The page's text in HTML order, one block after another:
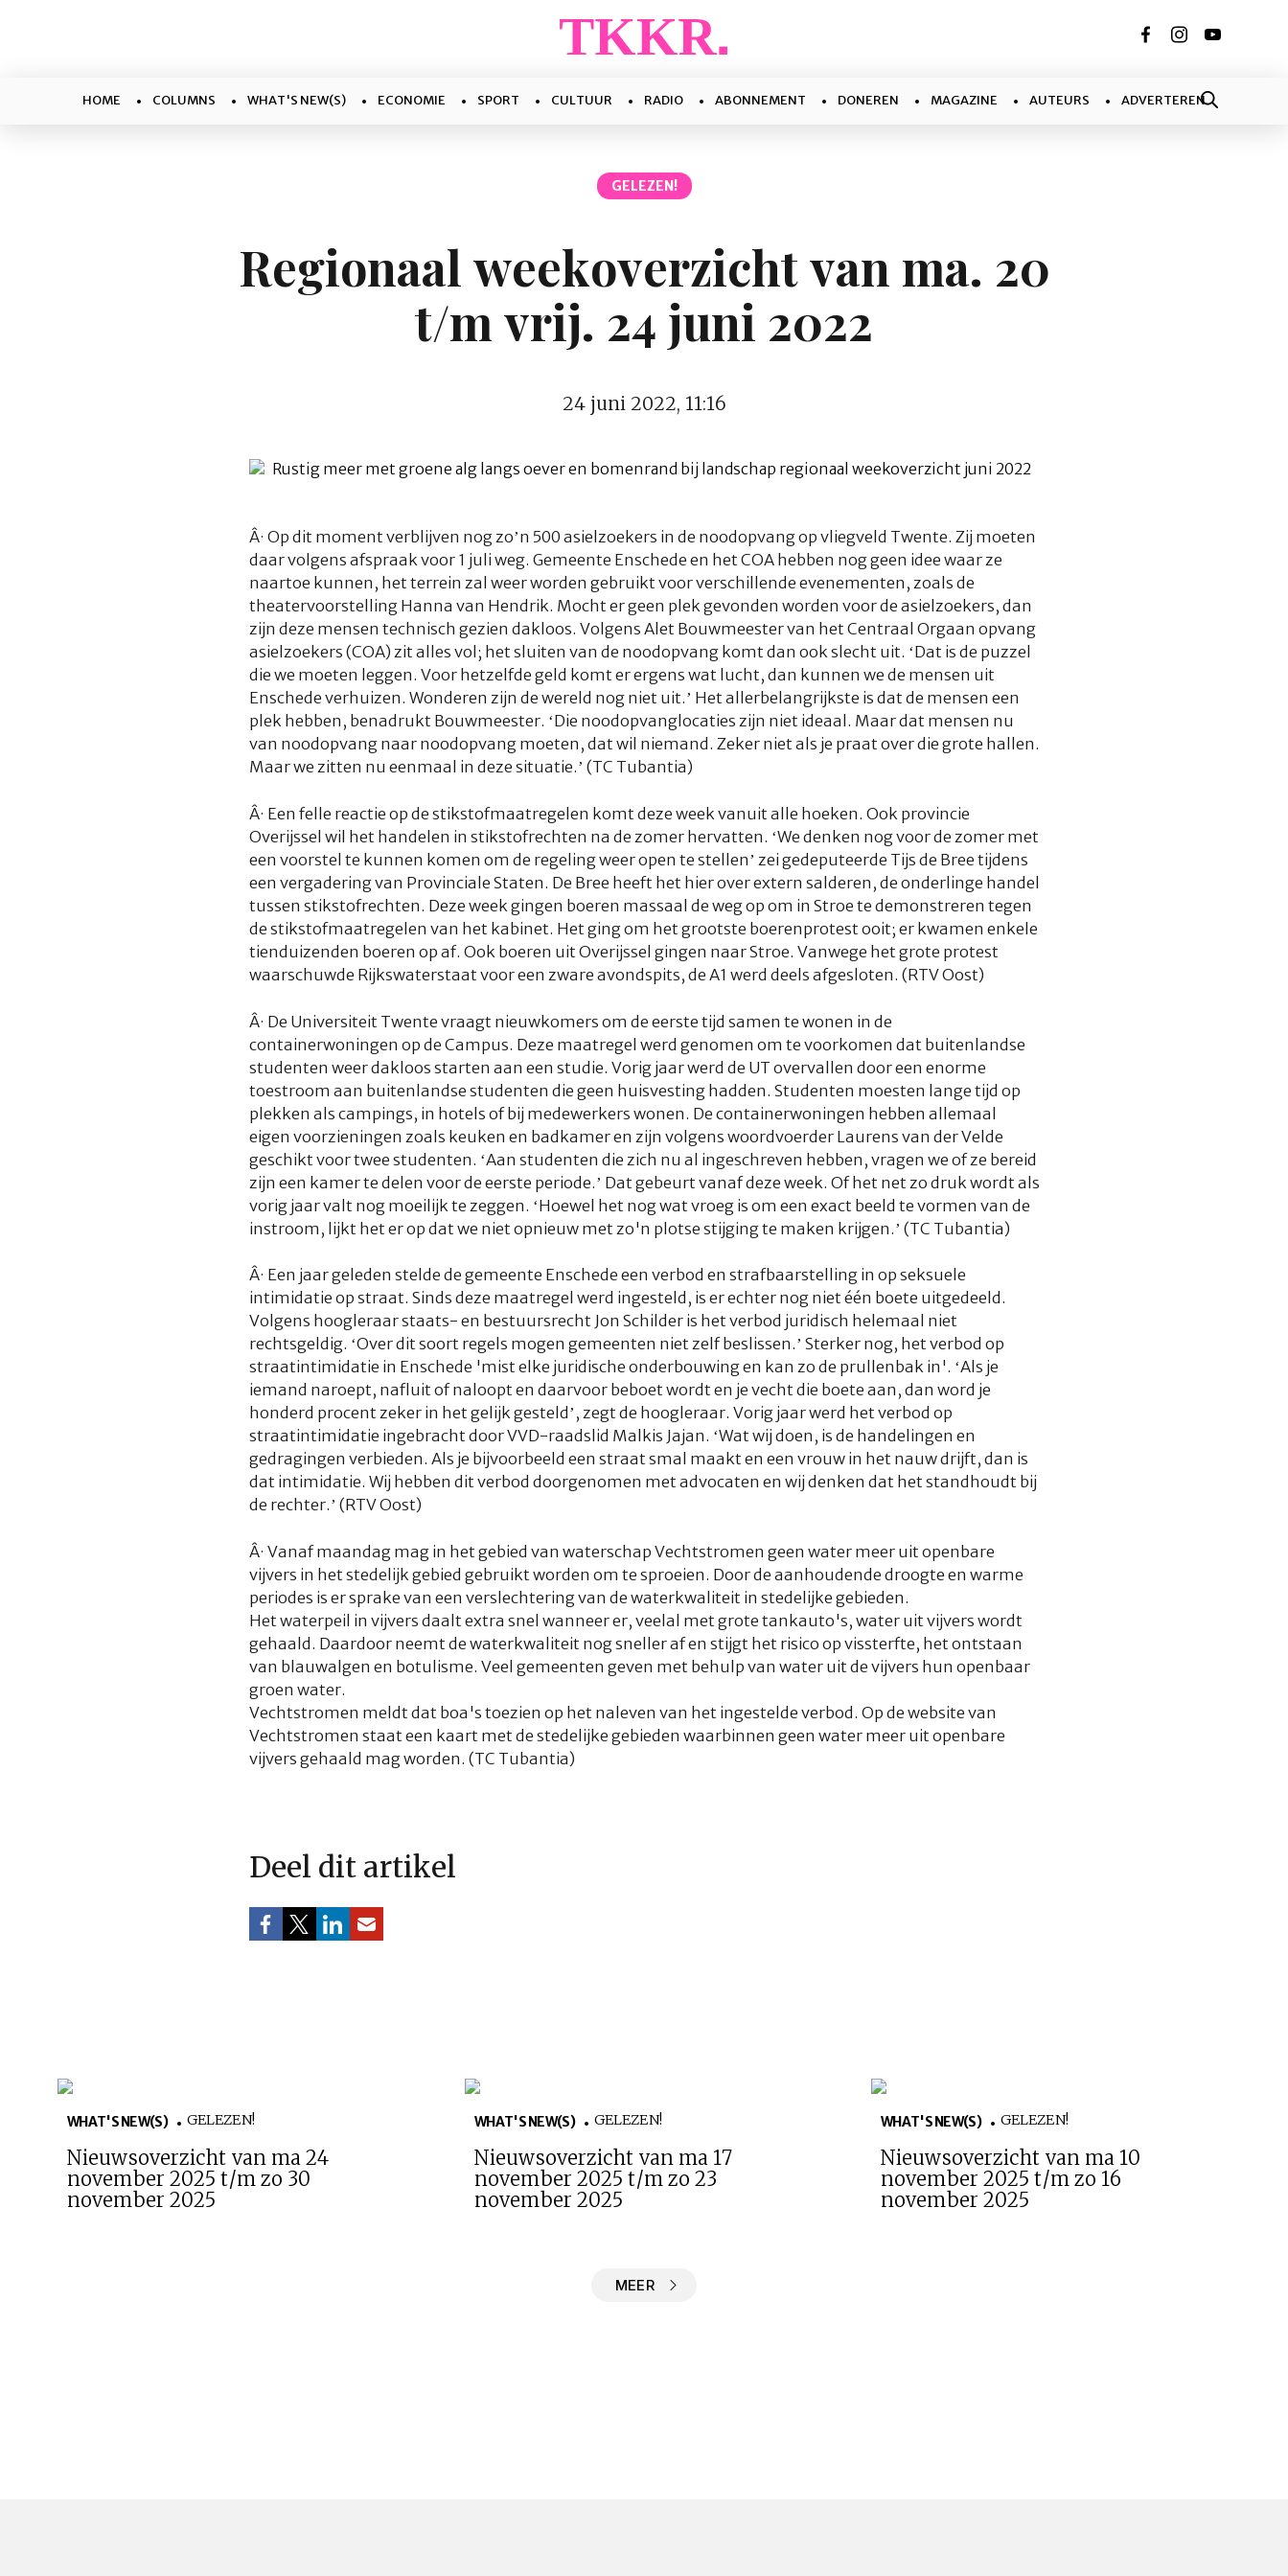
HOME COLUMNS WHAT'S NEW(S) ECONOMIE SPORT CULTUUR RADIO ABONNEMENT DONEREN MAGAZINE AUTEURS ADVERTEREN
GELEZEN!
Regionaal weekoverzicht van ma. 20
t/m vrij. 24 juni 2022
24 juni 2022, 11:16
Â· Op dit moment verblijven nog zo’n 500 asielzoekers in de noodopvang op vliegveld Twente. Zij moeten
daar volgens afspraak voor 1 juli weg. Gemeente Enschede en het COA hebben nog geen idee waar ze
naartoe kunnen, het terrein zal weer worden gebruikt voor verschillende evenementen, zoals de
theatervoorstelling Hanna van Hendrik. Mocht er geen plek gevonden worden voor de asielzoekers, dan
zijn deze mensen technisch gezien dakloos. Volgens Alet Bouwmeester van het Centraal Orgaan opvang
asielzoekers (COA) zit alles vol; het sluiten van de noodopvang komt dan ook slecht uit. ‘Dat is de puzzel
die we moeten leggen. Voor hetzelfde geld komt er ergens wat lucht, dan kunnen we de mensen uit
Enschede verhuizen. Wonderen zijn de wereld nog niet uit.’ Het allerbelangrijkste is dat de mensen een
plek hebben, benadrukt Bouwmeester. ‘Die noodopvanglocaties zijn niet ideaal. Maar dat mensen nu
van noodopvang naar noodopvang moeten, dat wil niemand. Zeker niet als je praat over die grote hallen.
Maar we zitten nu eenmaal in deze situatie.’ (TC Tubantia)
Â· Een felle reactie op de stikstofmaatregelen komt deze week vanuit alle hoeken. Ook provincie
Overijssel wil het handelen in stikstofrechten na de zomer hervatten. ‘We denken nog voor de zomer met
een voorstel te kunnen komen om de regeling weer open te stellen’ zei gedeputeerde Tijs de Bree tijdens
een vergadering van Provinciale Staten. De Bree heeft het hier over extern salderen, de onderlinge handel
tussen stikstofrechten. Deze week gingen boeren massaal de weg op om in Stroe te demonstreren tegen
de stikstofmaatregelen van het kabinet. Het ging om het grootste boerenprotest ooit; er kwamen enkele
tienduizenden boeren op af. Ook boeren uit Overijssel gingen naar Stroe. Vanwege het grote protest
waarschuwde Rijkswaterstaat voor een zware avondspits, de A1 werd deels afgesloten. (RTV Oost)
Â· De Universiteit Twente vraagt nieuwkomers om de eerste tijd samen te wonen in de
containerwoningen op de Campus. Deze maatregel werd genomen om te voorkomen dat buitenlandse
studenten weer dakloos starten aan een studie. Vorig jaar werd de UT overvallen door een enorme
toestroom aan buitenlandse studenten die geen huisvesting hadden. Studenten moesten lange tijd op
plekken als campings, in hotels of bij medewerkers wonen. De containerwoningen hebben allemaal
eigen voorzieningen zoals keuken en badkamer en zijn volgens woordvoerder Laurens van der Velde
geschikt voor twee studenten. ‘Aan studenten die zich nu al ingeschreven hebben, vragen we of ze bereid
zijn een kamer te delen voor de eerste periode.’ Dat gebeurt vanaf deze week. Of het net zo druk wordt als
vorig jaar valt nog moeilijk te zeggen. ‘Hoewel het nog wat vroeg is om een exact beeld te vormen van de
instroom, lijkt het er op dat we niet opnieuw met zo'n plotse stijging te maken krijgen.’ (TC Tubantia)
Â· Een jaar geleden stelde de gemeente Enschede een verbod en strafbaarstelling in op seksuele
intimidatie op straat. Sinds deze maatregel werd ingesteld, is er echter nog niet één boete uitgedeeld.
Volgens hoogleraar staats- en bestuursrecht Jon Schilder is het verbod juridisch helemaal niet
rechtsgeldig. ‘Over dit soort regels mogen gemeenten niet zelf beslissen.’ Sterker nog, het verbod op
straatintimidatie in Enschede 'mist elke juridische onderbouwing en kan zo de prullenbak in'. ‘Als je
iemand naroept, nafluit of naloopt en daarvoor beboet wordt en je vecht die boete aan, dan word je
honderd procent zeker in het gelijk gesteld’, zegt de hoogleraar. Vorig jaar werd het verbod op
straatintimidatie ingebracht door VVD-raadslid Malkis Jajan. ‘Wat wij doen, is de handelingen en
gedragingen verbieden. Als je bijvoorbeeld een straat smal maakt en een vrouw in het nauw drijft, dan is
dat intimidatie. Wij hebben dit verbod doorgenomen met advocaten en wij denken dat het standhoudt bij
de rechter.’ (RTV Oost)
Â· Vanaf maandag mag in het gebied van waterschap Vechtstromen geen water meer uit openbare
vijvers in het stedelijk gebied gebruikt worden om te sproeien. Door de aanhoudende droogte en warme
periodes is er sprake van een verslechtering van de waterkwaliteit in stedelijke gebieden.
Het waterpeil in vijvers daalt extra snel wanneer er, veelal met grote tankauto's, water uit vijvers wordt
gehaald. Daardoor neemt de waterkwaliteit nog sneller af en stijgt het risico op vissterfte, het ontstaan
van blauwalgen en botulisme. Veel gemeenten geven met behulp van water uit de vijvers hun openbaar
groen water.
Vechtstromen meldt dat boa's toezien op het naleven van het ingestelde verbod. Op de website van
Vechtstromen staat een kaart met de stedelijke gebieden waarbinnen geen water meer uit openbare
vijvers gehaald mag worden. (TC Tubantia)
Deel dit artikel
WHAT'S NEW(S) GELEZEN!
Nieuwsoverzicht van ma 24
november 2025 t/m zo 30
november 2025
WHAT'S NEW(S) GELEZEN!
Nieuwsoverzicht van ma 17
november 2025 t/m zo 23
november 2025
WHAT'S NEW(S) GELEZEN!
Nieuwsoverzicht van ma 10
november 2025 t/m zo 16
november 2025
MEER